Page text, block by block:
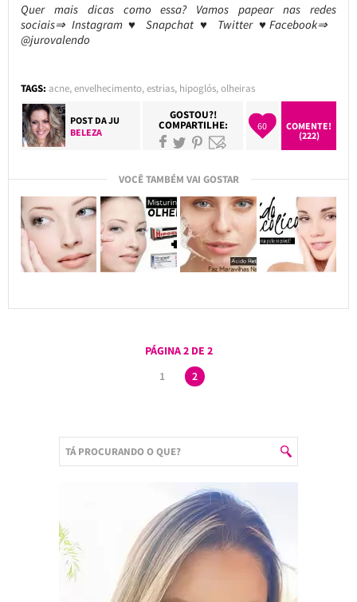
Quer mais dicas como essa? Vamos papear nas redes
sociais⇒ Instagram ♥ Snapchat ♥ Twitter ♥Facebook⇒
@jurovalendo
TAGS: acne,envelhecimento,estrias, hipoglós,olheiras
POST DAJU
BELEZA
GOSTOU?!
COMPARTILHE: 60
COMENTE!
(222)
VOCÊ TAMBÉM VAI GOSTAR
PÁGINA 2 DE 2
1
2